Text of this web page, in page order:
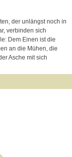
der unlängst noch in
verbinden sich
Dem Einen ist die
an die Mühen, die
Asche mit sich